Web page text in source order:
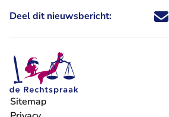
Deel dit nieuwsbericht: Deel dit
Deel
Sitemap